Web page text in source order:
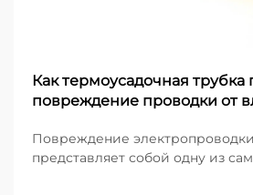
Как термоусадочная
повреждение проводки от
Повреждение
представляет собой одну из